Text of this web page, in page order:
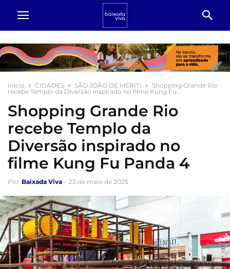
Início CIDADES SÃO JOÃO DE MERITI
Shopping Grande Rio
recebe Templo da Diversão inspirado no filme Kung Fu...
Shopping Grande Rio
recebe Templo da
Diversão inspirado no
filme Kung Fu Panda 4
Por Baixada Viva - 23 de maio de 2025